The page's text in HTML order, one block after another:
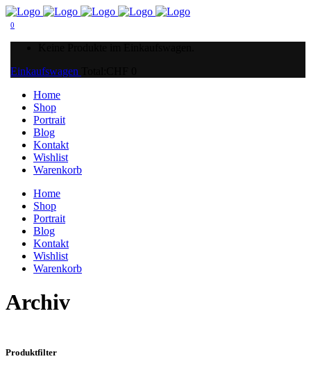
0
Einkaufswagen
Home
Shop
Portrait
Blog
Kontakt
Wishlist
Warenkorb
Home
Shop
Portrait
Blog
Kontakt
Wishlist
Warenkorb
Archiv
Produktfilter